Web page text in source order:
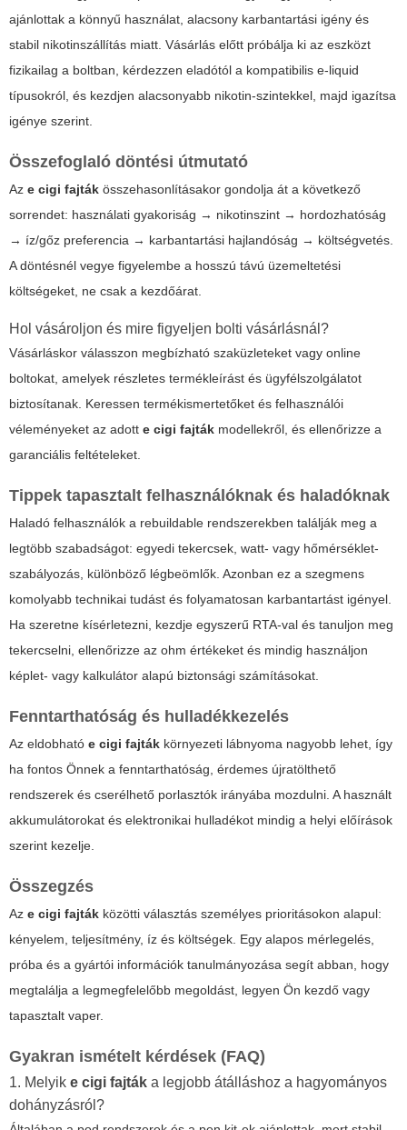
ajánlottak a könnyű használat, alacsony karbantartási igény és
stabil nikotinszállítás miatt. Vásárlás előtt próbálja ki az eszközt
fizikailag a boltban, kérdezzen eladótól a kompatibilis e-liquid
típusokról, és kezdjen alacsonyabb nikotin-szintekkel, majd igazítsa
igénye szerint.
Összefoglaló döntési útmutató
Az e cigi fajták összehasonlításakor gondolja át a következő
sorrendet: használati gyakoriság → nikotinszint → hordozhatóság
→ íz/gőz preferencia → karbantartási hajlandóság → költségvetés.
A döntésnél vegye figyelembe a hosszú távú üzemeltetési
költségeket, ne csak a kezdőárat.
Hol vásároljon és mire figyeljen bolti vásárlásnál?
Vásárláskor válasszon megbízható szaküzleteket vagy online
boltokat, amelyek részletes termékleírást és ügyfélszolgálatot
biztosítanak. Keressen termékismertetőket és felhasználói
véleményeket az adott e cigi fajták modellekről, és ellenőrizze a
garanciális feltételeket.
Tippek tapasztalt felhasználóknak és haladóknak
Haladó felhasználók a rebuildable rendszerekben találják meg a
legtöbb szabadságot: egyedi tekercsek, watt- vagy hőmérséklet-
szabályozás, különböző légbeömlők. Azonban ez a szegmens
komolyabb technikai tudást és folyamatosan karbantartást igényel.
Ha szeretne kísérletezni, kezdje egyszerű RTA-val és tanuljon meg
tekercselni, ellenőrizze az ohm értékeket és mindig használjon
képlet- vagy kalkulátor alapú biztonsági számításokat.
Fenntarthatóság és hulladékkezelés
Az eldobható e cigi fajták környezeti lábnyoma nagyobb lehet, így
ha fontos Önnek a fenntarthatóság, érdemes újratölthető
rendszerek és cserélhető porlasztók irányába mozdulni. A használt
akkumulátorokat és elektronikai hulladékot mindig a helyi előírások
szerint kezelje.
Összegzés
Az e cigi fajták közötti választás személyes prioritásokon alapul:
kényelem, teljesítmény, íz és költségek. Egy alapos mérlegelés,
próba és a gyártói információk tanulmányozása segít abban, hogy
megtalálja a legmegfelelőbb megoldást, legyen Ön kezdő vagy
tapasztalt vaper.
Gyakran ismételt kérdések (FAQ)
1. Melyik e cigi fajták a legjobb átálláshoz a hagyományos
dohányzásról?